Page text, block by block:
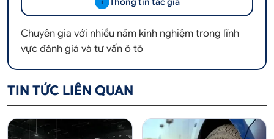
Chuyên gia với nhiều năm kinh nghiệm trong lĩnh
vực đánh giá và tư vấn ô tô
TIN TỨC LIÊN QUAN